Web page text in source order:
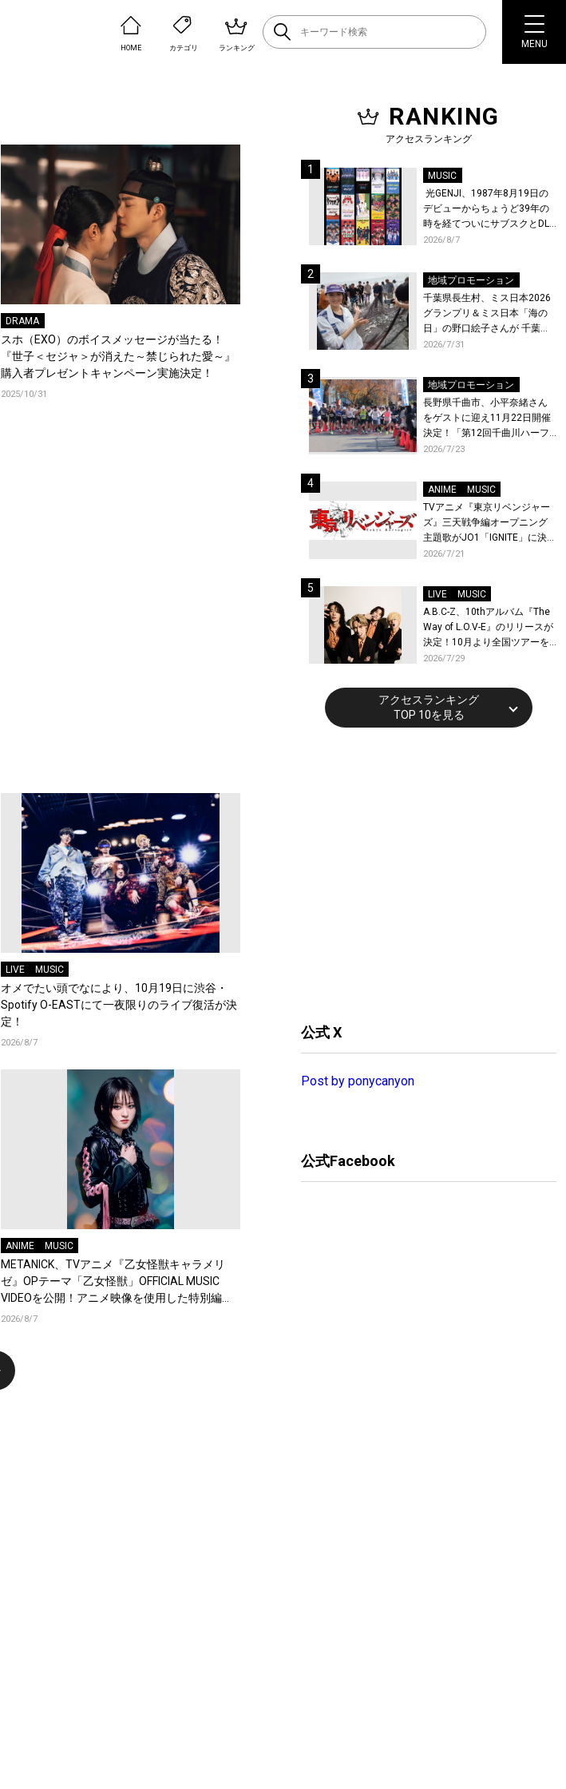
HOME カテゴリ ランキング MENU
DRAMA
スホ（EXO）のボイスメッセージが当たる！
『世子＜セジャ＞が消えた～禁じられた愛～』
購入者プレゼントキャンペーン実施決定！
2025/10/31
LIVE MUSIC
オメでたい頭でなにより、10月19日に渋谷・
Spotify O-EASTにて一夜限りのライブ復活が決
定！
2026/8/7
ANIME MUSIC
METANICK、TVアニメ『乙女怪獣キャラメリ
ゼ』OPテーマ「乙女怪獣」OFFICIAL MUSIC
VIDEOを公開！アニメ映像を使用した特別編
集！
2026/8/7
RANKING
アクセスランキング
MUSIC
光GENJI、1987年8月19日の
デビューからちょうど39年の
時を経てついにサブスクとDL
配信が解禁！
2026/8/7
地域プロモーション
千葉県長生村、ミス日本2026
グランプリ＆ミス日本「海の
日」の野口絵子さんが 千葉県
唯一の村・長生村で地引網を
2026/7/31
地域プロモーション
長野県千曲市、小平奈緒さん
をゲストに迎え11月22日開催
決定！「第12回千曲川ハーフ
マラソン」エントリー受付開
2026/7/23
ANIME
MUSIC
TVアニメ『東京リベンジャー
ズ』三天戦争編オープニング
主題歌がJO1「IGNITE」に決
定！メンバー全員から喜びと
先行上映会を開催！
2026/7/21
LIVE
MUSIC
A.B.C-Z、10thアルバム『The
Way of L.O.V-E』のリリースが
決定！10月より全国ツアーを
開催！
2026/7/29
アクセスランキング
TOP 10を見る
公式 X
Post by ponycanyon
公式Facebook